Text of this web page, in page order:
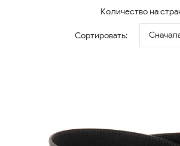
Количество на
Сортировать: